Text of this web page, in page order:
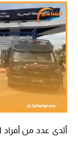
أبْدى عدد من أفراد